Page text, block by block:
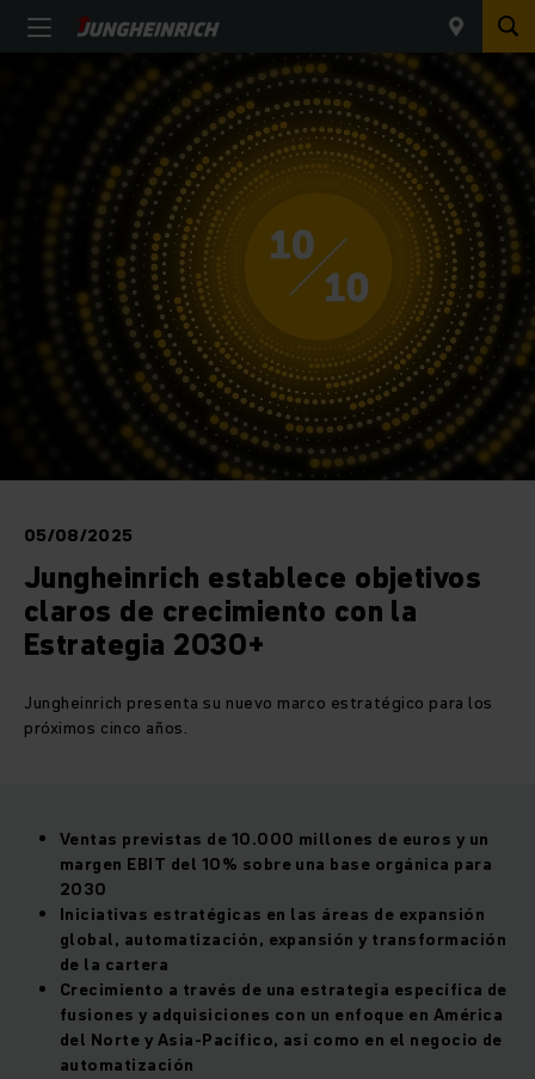
05/08/2025
Jungheinrich establece objetivos
claros de crecimiento con la
Estrategia 2030+
Jungheinrich presenta su nuevo marco estratégico para los
próximos cinco años.
Ventas previstas de 10.000 millones de euros y un
margen EBIT del 10% sobre una base orgánica para
2030
Iniciativas estratégicas en las áreas de expansión
global, automatización, expansión y transformación
de la cartera
Crecimiento a través de una estrategia específica de
fusiones y adquisiciones con un enfoque en América
del Norte y Asia-Pacífico, así como en el negocio de
automatización